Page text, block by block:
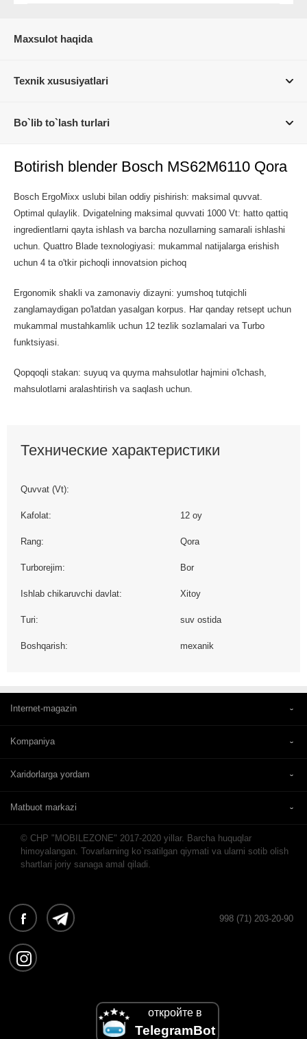
Maxsulot haqida
Texnik xususiyatlari
Bo`lib to`lash turlari
Botirish blender Bosch MS62M6110 Qora
Bosch ErgoMixx uslubi bilan oddiy pishirish: maksimal quvvat.
Optimal qulaylik. Dvigatelning maksimal quvvati 1000 Vt: hatto qattiq
ingredientlarni qayta ishlash va barcha nozullarning samarali ishlashi
uchun. Quattro Blade texnologiyasi: mukammal natijalarga erishish
uchun 4 ta o'tkir pichoqli innovatsion pichoq
Ergonomik shakli va zamonaviy dizayni: yumshoq tutqichli
zanglamaydigan po'latdan yasalgan korpus. Har qanday retsept uchun
mukammal mustahkamlik uchun 12 tezlik sozlamalari va Turbo
funktsiyasi.
Qopqoqli stakan: suyuq va quyma mahsulotlar hajmini o'lchash,
mahsulotlarni aralashtirish va saqlash uchun.
Технические характеристики
Quvvat (Vt):
Kafolat: 12 oy
Rang: Qora
Turborejim: Bor
Ishlab chikaruvchi davlat: Xitoy
Turi: suv ostida
Boshqarish: mexanik
Internet-magazin
Kompaniya
Xaridorlarga yordam
Matbuot markazi
© CHP "MOBILEZONE" 2017-2020 yillar. Barcha huquqlar
himoyalangan. Tovarlarning ko`rsatilgan qiymati va ularni sotib olish
shartlari joriy sanaga amal qiladi.
998 (71) 203-20-90
откройте в
TelegramBot